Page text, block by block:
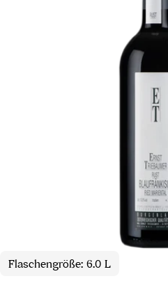
Flaschengröße: 6.0 L